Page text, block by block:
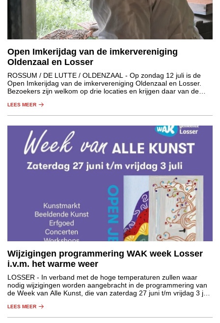
Open Imkerijdag van de imkervereniging
Oldenzaal en Losser
ROSSUM / DE LUTTE / OLDENZAAL - Op zondag 12 juli is de
Open Imkerijdag van de imkervereniging Oldenzaal en Losser.
Bezoekers zijn welkom op drie locaties en krijgen daar van de
bijen.
LEES MEER
Wijzigingen programmering WAK week Losser
i.v.m. het warme weer
LOSSER - In verband met de hoge temperaturen zullen waar
nodig wijzigingen worden aangebracht in de programmering van
de Week van Alle Kunst, die van zaterdag 27 juni t/m vrijdag 3 juli
LEES MEER